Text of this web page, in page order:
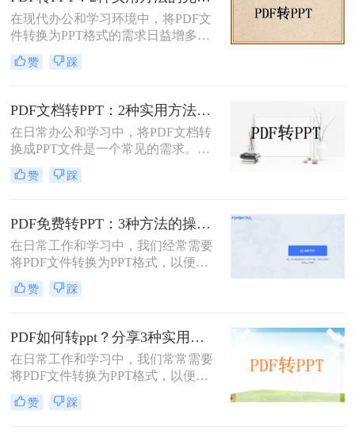
PDF是纯文字扫描件、带复杂表格的
课件，还是带大量图片的教案——不
同情况方法完全不同。下面我按实际
使用场景，把试过好用的几个方法整
理出来，不吹不黑，优缺点都说明
在现代办公和学习环境中，将PDF文
件转换为PPT格式的需求日益增多。
无论是为了更方便地编辑内容，还是
为了在演示文稿中更好地展示信息，
能。那么如何把PDF转换成PPT呢？
本文将介绍两种高效的PDF转PPT方
法，帮助您根据自己的需求选择最合
适的方式。
赞 踩
PDF文档转PPT：2种实用方法的关键参数和输出对比！
在日常办公和学习中，将PDF文档转
换成PPT文件是一个常见的需求。
PDF文件因其跨平台性和格式稳定性
而广受欢迎，但在某些情况下，我们
以便进行演示、分享或编辑。那么pdf
文档如何转化成ppt呢？本文将介绍两
种将PDF文档转化成PPT的实用方
法。
赞 踩
PDF免费转PPT：3种方法的操作步骤和常见报错处理!
在日常工作和学习中，我们经常需要
将PDF文件转换为PPT格式，以便进
行演示和分享。那么如何免费将pdf转
换成PPT呢？本文将介绍三种免费将
赞 踩
PDF如何转ppt？分享3种实用的压缩方法！
在日常工作和学习中，我们常常需要
将PDF文件转换为PPT格式，以便进
行演示或进一步编辑。PDF文件以其
固定格式和跨平台的优势而广受欢
赞 踩